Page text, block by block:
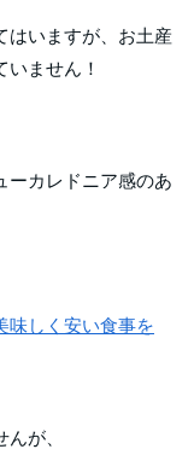
はいますが、お土産
ません！
ーカレドニア感のあ
味しく安い食事を
が、